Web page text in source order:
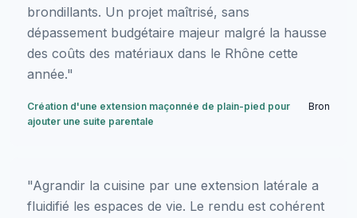
brondillants. Un projet maîtrisé, sans
dépassement budgétaire majeur malgré la hausse
des coûts des matériaux dans le Rhône cette
année."
Création d'une extension maçonnée de plain-pied pour
ajouter une suite parentale
Bron
"Agrandir la cuisine par une extension latérale a
fluidifié les espaces de vie. Le rendu est cohérent